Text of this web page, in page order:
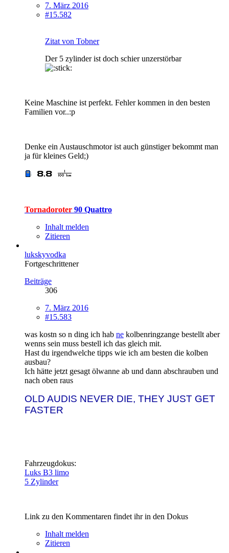
7. März 2016
#15.582
Zitat von Tobner
Der 5 zylinder ist doch schier unzerstörbar
Keine Maschine ist perfekt. Fehler kommen in den besten
Familien vor..:p
Denke ein Austauschmotor ist auch günstiger bekommt man
ja für kleines Geld;)
Tornadoroter 90 Quattro
Inhalt melden
Zitieren
lukskyvodka
Fortgeschrittener
Beiträge
306
7. März 2016
#15.583
was kostn so n ding ich hab ne kolbenringzange bestellt aber
wenns sein muss bestell ich das gleich mit.
Hast du irgendwelche tipps wie ich am besten die kolben
ausbau?
Ich hätte jetzt gesagt ölwanne ab und dann abschrauben und
nach oben raus
OLD AUDIS NEVER DIE, THEY JUST GET
FASTER
Fahrzeugdokus:
Luks B3 limo
5 Zylinder
Link zu den Kommentaren findet ihr in den Dokus
Inhalt melden
Zitieren